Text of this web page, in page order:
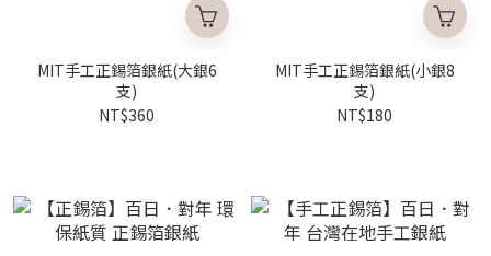
MIT手工正錫箔銀紙(大銀6
支)
NT$360
MIT手工正錫箔銀紙(小銀8
支)
NT$180